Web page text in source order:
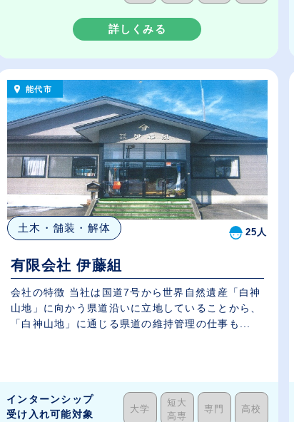
詳しくみる
能代市
土木・舗装・解体 25人
有限会社 伊藤組
会社の特徴 当社は国道7号から世界自然遺産「白神
山地」に向かう県道沿いに立地していることから、
「白神山地」に通じる県道の維持管理の仕事も...
インターンシップ
受け入れ可能対象
大学
短大
高専
専門 高校